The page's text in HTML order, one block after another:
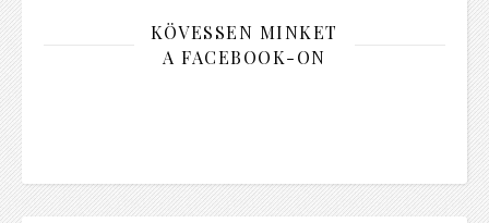
KÖVESSEN MINKET
A FACEBOOK-ON